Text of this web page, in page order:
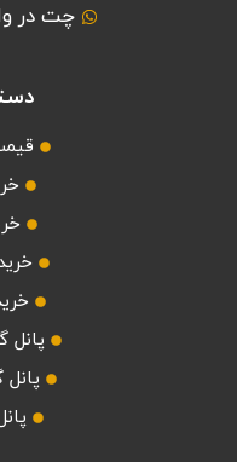
چت در
پانل